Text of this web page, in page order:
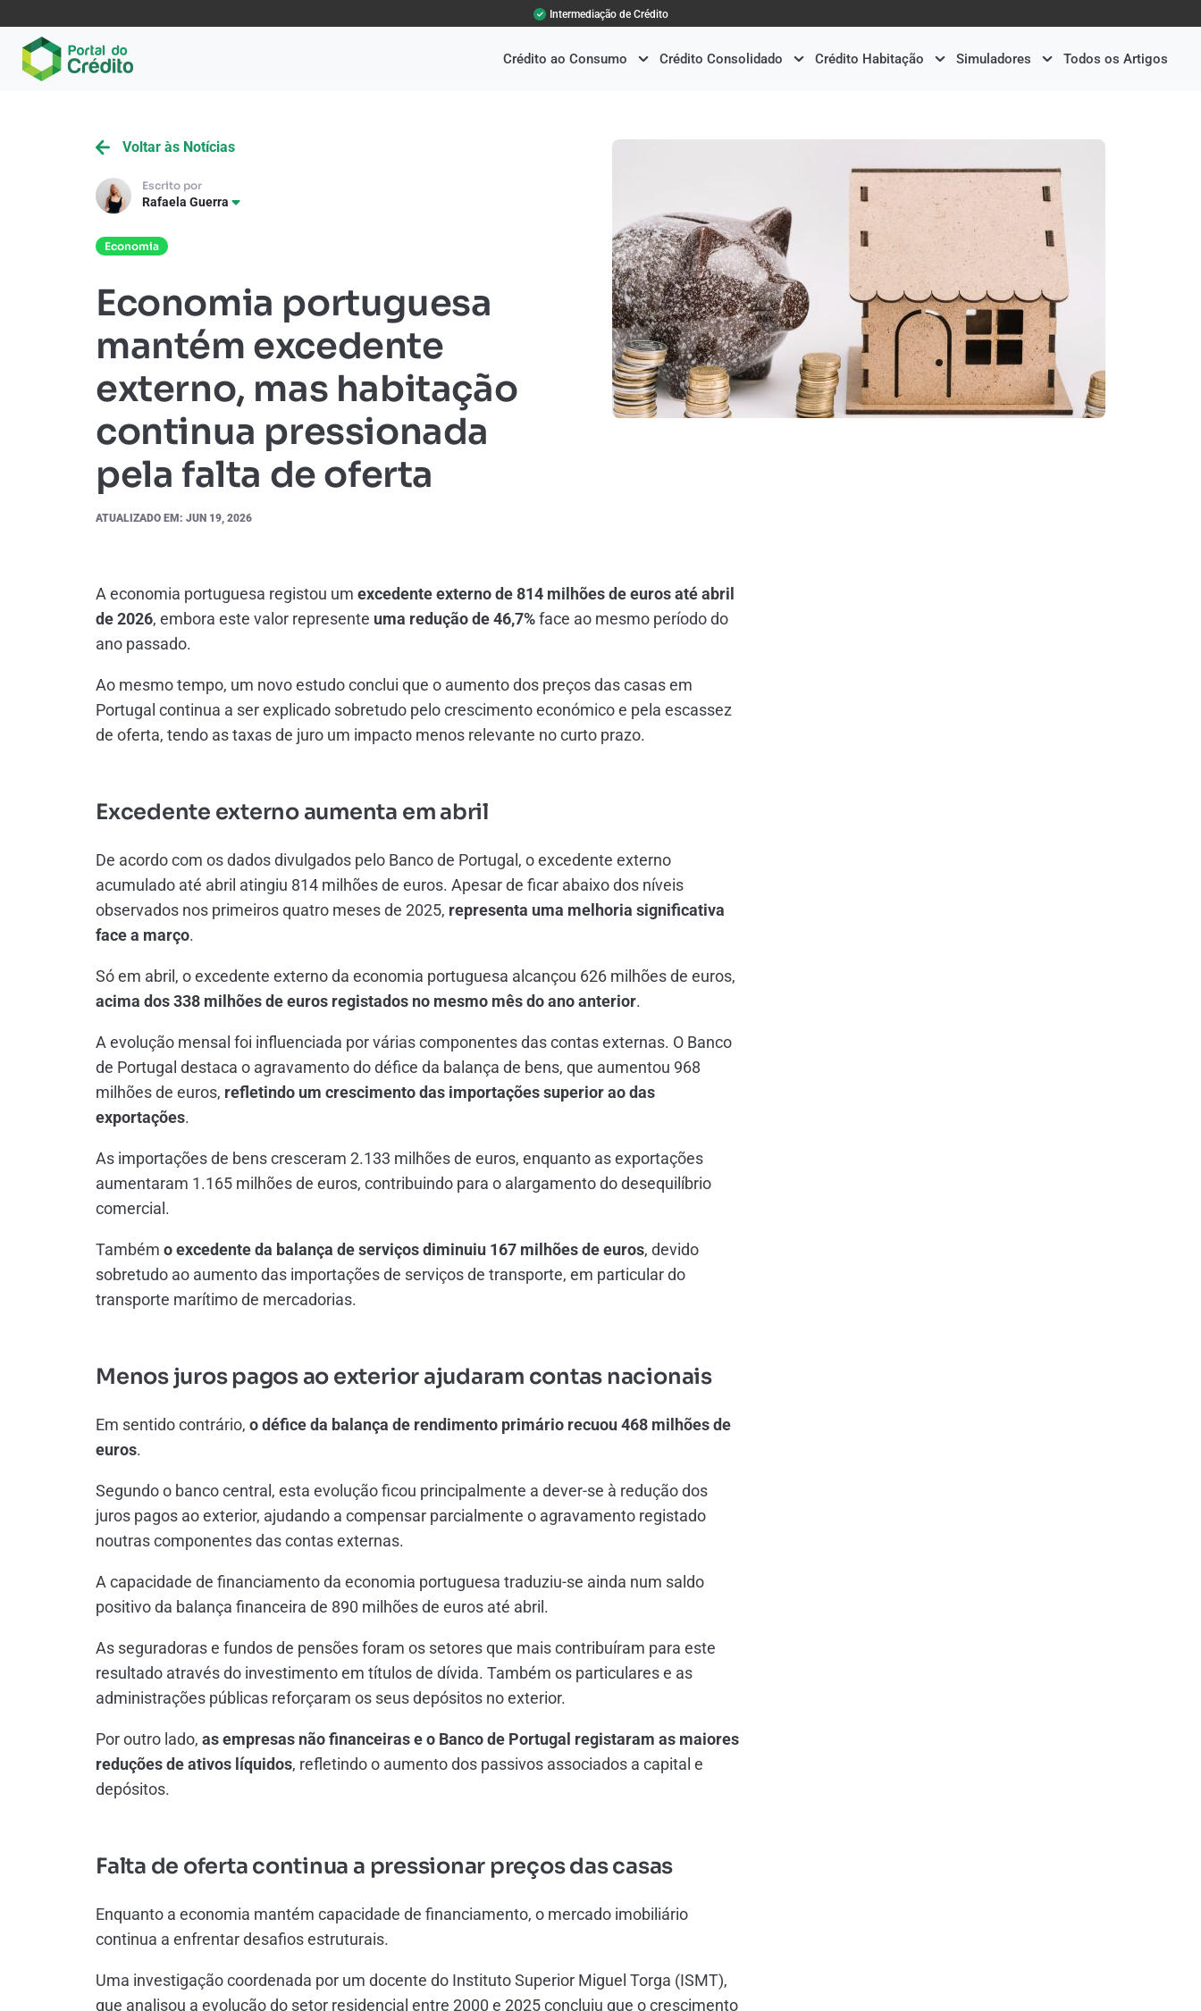
Intermediação de Crédito
Crédito ao Consumo Crédito Consolidado Crédito Habitação Simuladores Todos os Artigos
Voltar às Notícias
Escrito por
Rafaela Guerra
Economia
Economia portuguesa
mantém excedente
externo, mas habitação
continua pressionada
pela falta de oferta
ATUALIZADO EM: JUN 19, 2026
A economia portuguesa registou um excedente externo de 814 milhões de euros até abril
de 2026, embora este valor represente uma redução de46,7%face ao mesmo período do
ano passado.
Ao mesmo tempo, um novo estudo conclui que o aumento dos preços das casas em
Portugal continua a ser explicado sobretudo pelo crescimento económico e pela escassez
de oferta, tendo as taxas de juro um impacto menos relevante no curto prazo.
Excedente externo aumenta em abril
De acordo com os dados divulgados pelo Banco de Portugal, o excedente externo
acumulado até abril atingiu 814 milhões de euros. Apesar de ficar abaixo dos níveis
observados nos primeiros quatro meses de 2025, representa uma melhoria significativa
face a março.
Só em abril, o excedente externo da economia portuguesa alcançou 626 milhões de euros,
acima dos 338 milhões de euros registados no mesmo mês do ano anterior.
A evolução mensal foi influenciada por várias componentes das contas externas. O Banco
de Portugal destaca o agravamento do défice da balança de bens, que aumentou 968
milhões de euros, refletindo um crescimento das importações superior ao das
exportações.
As importações de bens cresceram 2.133 milhões de euros, enquanto as exportações
aumentaram 1.165 milhões de euros, contribuindo para o alargamento do desequilíbrio
comercial.
Também o excedente da balança de serviços diminuiu 167 milhões de euros, devido
sobretudo ao aumento das importações de serviços de transporte, em particular do
transporte marítimo de mercadorias.
Menos juros pagos ao exterior ajudaram contas nacionais
Em sentido contrário, o défice da balança de rendimento primário recuou468 milhões de
euros.
Segundo o banco central, esta evolução ficou principalmente a dever-se à redução dos
juros pagos ao exterior, ajudando a compensar parcialmente o agravamento registado
noutras componentes das contas externas.
A capacidade de financiamento da economia portuguesa traduziu-se ainda num saldo
positivo da balança financeira de 890 milhões de euros até abril.
As seguradoras e fundos de pensões foram os setores que mais contribuíram para este
resultado através do investimento em títulos de dívida. Também os particulares e as
administrações públicas reforçaram os seus depósitos no exterior.
Por outro lado, as empresas não financeiras e o Banco de Portugal registaram as maiores
reduções de ativos líquidos, refletindo o aumento dos passivos associados a capital e
depósitos.
Falta de oferta continua a pressionar preços das casas
Enquanto a economia mantém capacidade de financiamento, o mercado imobiliário
continua a enfrentar desafios estruturais.
Uma investigação coordenada por um docente do Instituto Superior Miguel Torga (ISMT),
que analisou a evolução do setor residencial entre 2000 e 2025 concluiu que o crescimento